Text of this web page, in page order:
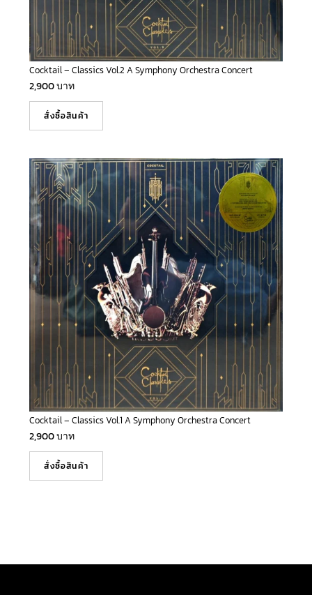
Cocktail – Classics Vol.2 A Symphony Orchestra Concert
2,900บาท
สั่งซื้อสินค้า
Cocktail – Classics Vol.1 A Symphony Orchestra Concert
2,900บาท
สั่งซื้อสินค้า